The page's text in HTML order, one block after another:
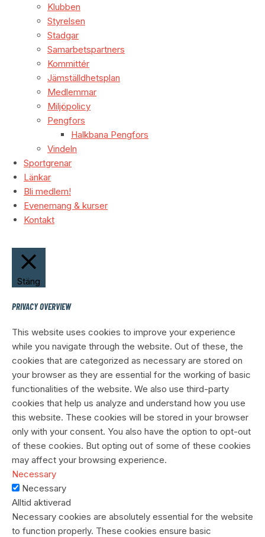
Klubben
Styrelsen
Stadgar
Samarbetspartners
Kommittér
Jämställdhetsplan
Medlemmar
Miljöpolicy
Pengfors
Halkbana Pengfors
Vindeln
Sportgrenar
Länkar
Bli medlem!
Evenemang & kurser
Kontakt
Stäng
PRIVACY OVERVIEW
This website uses cookies to improve your experience
while you navigate through the website. Out of these, the
cookies that are categorized as necessary are stored on
your browser as they are essential for the working of basic
functionalities of the website. We also use third-party
cookies that help us analyze and understand how you use
this website. These cookies will be stored in your browser
only with your consent. You also have the option to opt-out
of these cookies. But opting out of some of these cookies
may affect your browsing experience.
Necessary
Necessary
Alltid aktiverad
Necessary cookies are absolutely essential for the website
to function properly. These cookies ensure basic